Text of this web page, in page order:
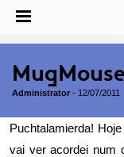
MugMouse
Administrator - 12/07/2011
Puchtalamierda!
vai ver acordei num